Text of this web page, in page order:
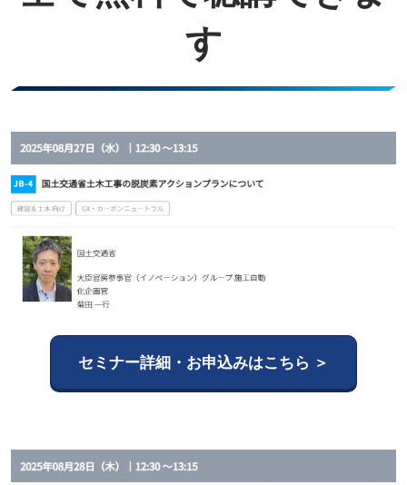
す
セミナー詳細・お申込みはこちら ＞